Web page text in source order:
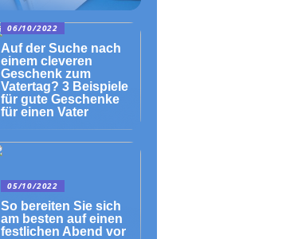
06/10/2022
Auf der Suche nach
einem cleveren
Geschenk zum
Vatertag? 3 Beispiele
für gute Geschenke
für einen Vater
05/10/2022
So bereiten Sie sich
am besten auf einen
festlichen Abend vor